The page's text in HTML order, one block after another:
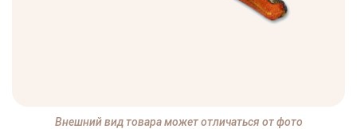
Внешний вид товара может отличаться от фото